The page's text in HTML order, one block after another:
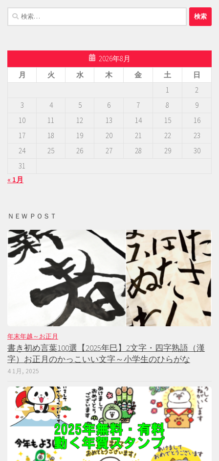
検
索:
2026年8月
月
火 水 木 金 土
日
1
2
3
4 5 6 7 8
9
10
11 12 13 14 15
16
17
18 19 20 21 22
23
24
25 26 27 28 29
30
31
« 1月
ＮＥＷ ＰＯＳＴ
年末年越～お正月
書き初め言葉100選【2025年巳】2文字・四字熟語（漢
字）お正月のかっこいい文字～小学生のひらがな
4 1月, 2025